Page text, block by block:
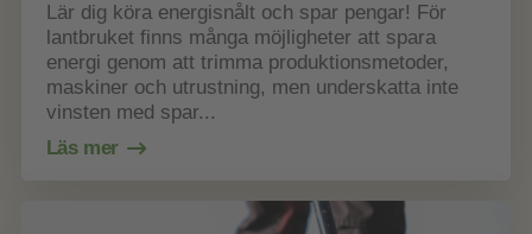
Lär dig köra energisnålt och spar pengar! För
lantbruket finns många möjligheter att spara
energi genom att trimma produktionsmetoder,
maskiner och utrustning, men underskatta inte
vinsten med spar...
Läs mer